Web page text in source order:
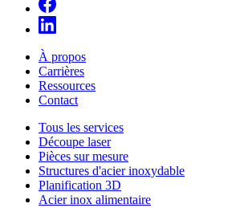
À propos
Carrières
Ressources
Contact
Tous les services
Découpe laser
Pièces sur mesure
Structures d'acier inoxydable
Planification 3D
Acier inox alimentaire